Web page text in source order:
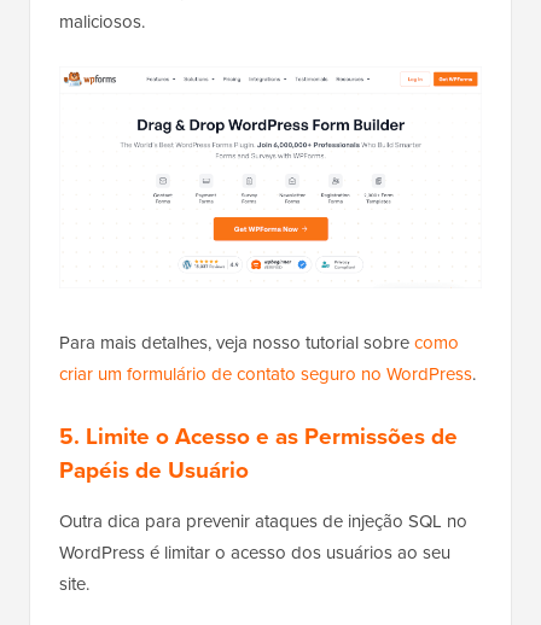
suspensos e caixas de seleção aos seus formulários,
maliciosos.
criar um formulário de contato seguro no WordPress
5. Limite o Acesso e as Permissões de
Papéis de Usuário
Outra dica para prevenir ataques de injeção SQL no